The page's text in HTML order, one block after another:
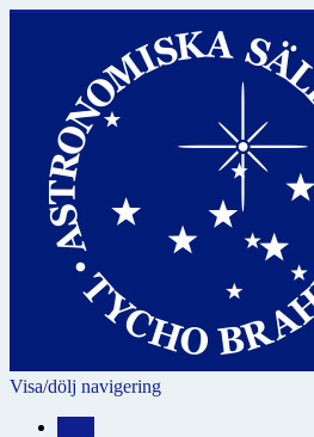
Visa/dölj navigering